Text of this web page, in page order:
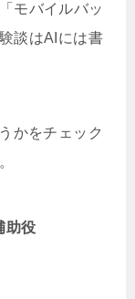
モバイルバッ
談はAIには書
かをチェック
助役